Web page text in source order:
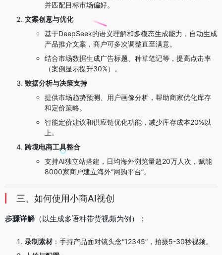
并匹配目标市场偏好。
文案创意与优化
基于DeepSeek的语义理解和多模态生成能力，自动生成
产品推介文案，商户可多次调整直至满意。
结合市场数据生成广告标题、种草笔记等，提高点击率
（案例显示提升30%）。
数据分析与决策支持
提供市场趋势预测、用户画像分析，帮助商家优化库存
和定价策略。
智能定价建议和供应链优化功能，减少库存成本20%以
上。
跨境电商工具整合
支持AI独立站搭建，日均海外浏览量超20万人次，赋能
8000家商户建立海外“网购平台”。
三、如何使用小商AI视创
步骤详解（以生成多语种带货视频为例）：
录制素材 ：手持产品面对镜头念“12345”，拍摄5-30秒视频。